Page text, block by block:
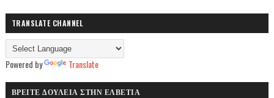
TRANSLATE CHANNEL
Powered by Translate
ΒΡΕΙΤΕ ΔΟΥΛΕΙΑ ΣΤΗΝ ΕΛΒΕΤΙΑ